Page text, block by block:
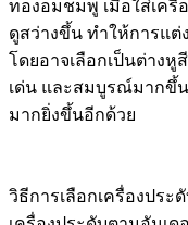
ทองอมชมพู เมื่อใส่เครื่
ดูสว่างขึ้น ทำให้การแต่
โดยอาจเลือกเป็นต่างหู
เด่น และสมบูรณ์มากขึ้
มากยิ่งขึ้นอีกด้วย
วิธีการเลือกเครื่องประ